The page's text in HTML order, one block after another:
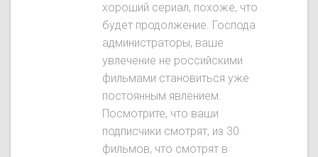
хороший сериал, похоже, что
будет продолжение. Господа
администраторы, ваше
увлечение не российскими
фильмами становиться уже
постоянным явлением.
Посмотрите, что ваши
подписчики смотрят, из 30
фильмов, что смотрят в